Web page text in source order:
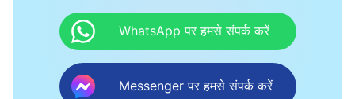
WhatsApp पर हमसे संपर्क करें
Messenger पर हमसे संपर्क करें